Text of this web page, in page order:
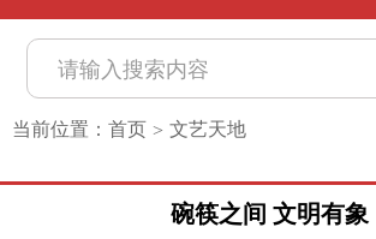
当前位置： 首页 > 文艺天地
碗筷之间 文明有象